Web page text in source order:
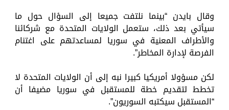
وقال بايدن “بينما نلتفت جميعا إلى السؤال حول ما
سيأتي بعد ذلك، ستعمل الولايات المتحدة مع شركائنا
والأطراف المعنية في سوريا لمساعدتهم على اغتنام
الفرصة لإدارة المخاطر”.
لكن مسؤولا أمريكيا كبيرا نبه إلى أن الولايات المتحدة لا
تخطط لتقديم خطة للمستقبل في سوريا مضيفا أن
“المستقبل سيكتبه السوريون”.